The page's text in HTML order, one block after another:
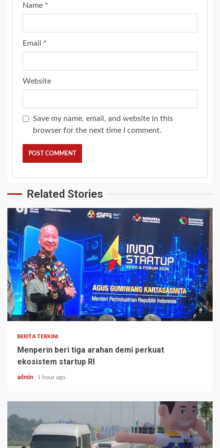
Name *
Email *
Website
Save my name, email, and website in this
browser for the next time I comment.
Related Stories
BERITA TERKINI
Menperin beri tiga arahan demi perkuat
ekosistem startup RI
admin 1 hour ago